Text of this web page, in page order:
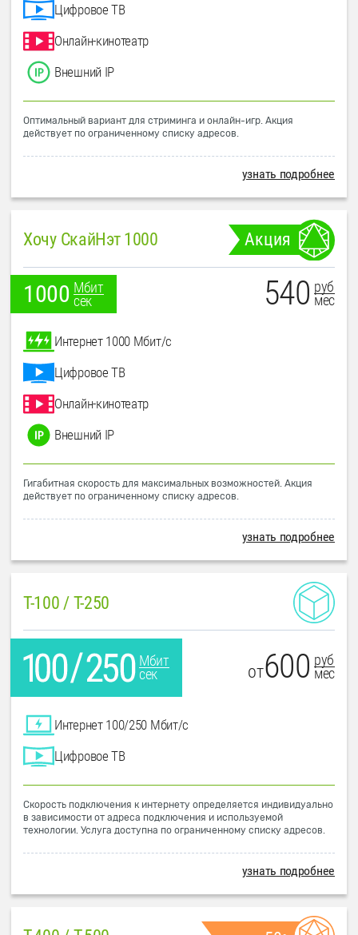
Цифровое ТВ
Онлайн-кинотеатр
Внешний IP
Оптимальный вариант для стриминга и онлайн-игр. Акция
действует по ограниченному списку адресов.
узнать подробнее
Хочу СкайНэт 1000 Акция
1000 Мбит
сек
540 руб
мес
Интернет 1000 Мбит/с
Цифровое ТВ
Онлайн-кинотеатр
Внешний IP
Гигабитная скорость для максимальных возможностей. Акция
действует по ограниченному списку адресов.
узнать подробнее
T-100 / T-250
Мбит
сек
от600 руб
мес
Интернет 100/250 Мбит/с
Цифровое ТВ
Скорость подключения к интернету определяется индивидуально
в зависимости от адреса подключения и используемой
технологии. Услуга доступна по ограниченному списку адресов.
узнать подробнее